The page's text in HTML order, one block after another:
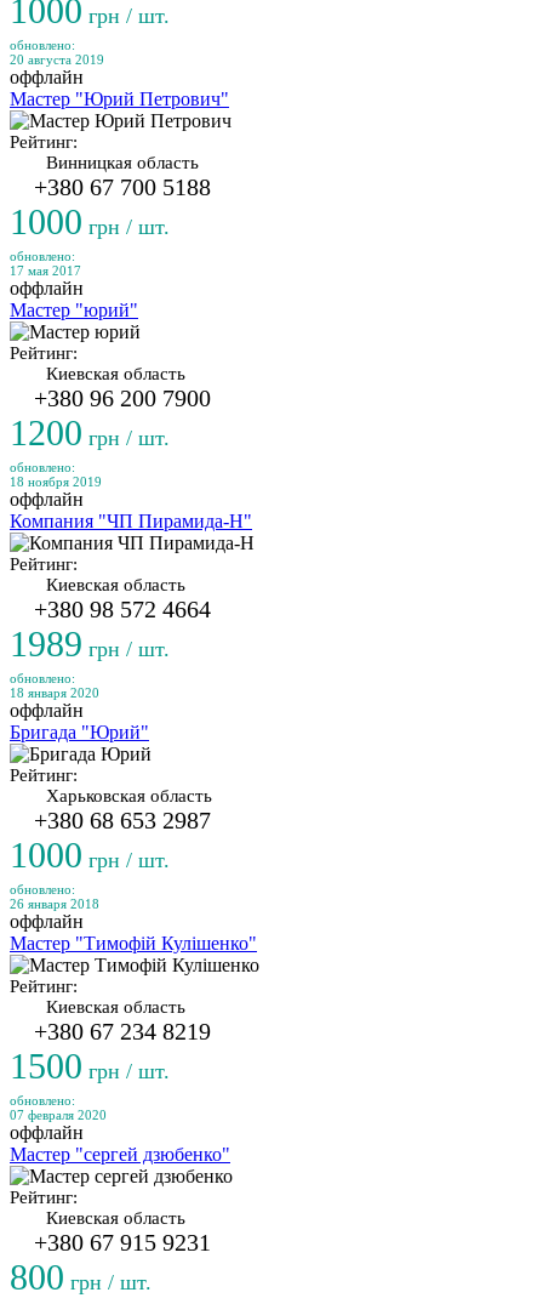
1000 грн / шт.
обновлено:
20 августа 2019
оффлайн
Мастер "Юрий Петрович"
Рейтинг:
Винницкая область
+380 67 700 5188
1000 грн / шт.
обновлено:
17 мая 2017
оффлайн
Мастер "юрий"
Рейтинг:
Киевская область
+380 96 200 7900
1200 грн / шт.
обновлено:
18 ноября 2019
оффлайн
Компания "ЧП Пирамида-Н"
Рейтинг:
Киевская область
+380 98 572 4664
1989 грн / шт.
обновлено:
18 января 2020
оффлайн
Бригада "Юрий"
Рейтинг:
Харьковская область
+380 68 653 2987
1000 грн / шт.
обновлено:
26 января 2018
оффлайн
Мастер "Тимофій Кулішенко"
Рейтинг:
Киевская область
+380 67 234 8219
1500 грн / шт.
обновлено:
07 февраля 2020
оффлайн
Мастер "сергей дзюбенко"
Рейтинг:
Киевская область
+380 67 915 9231
800 грн / шт.